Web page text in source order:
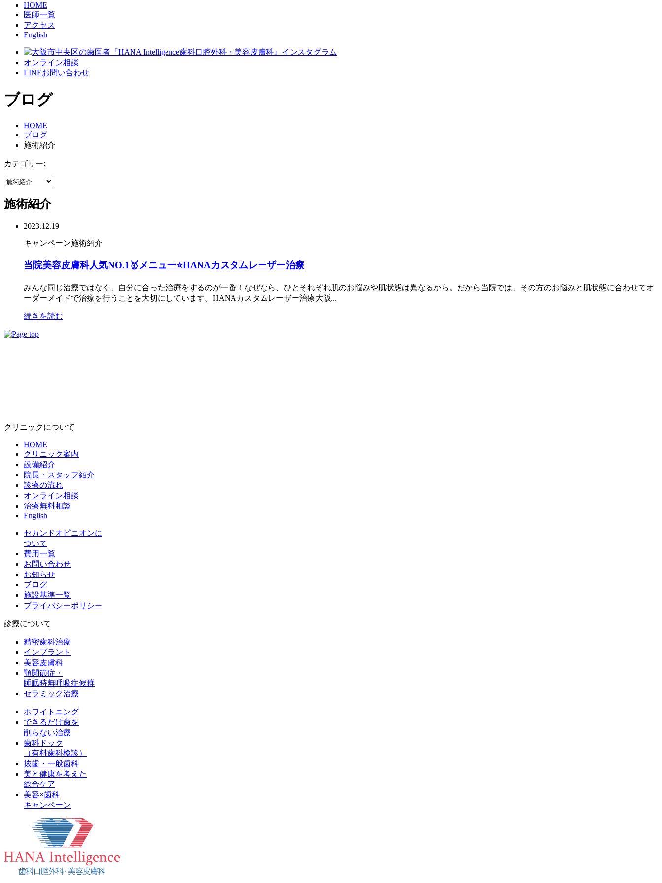
HOME
医師一覧
アクセス
English
オンライン相談
LINEお問い合わせ
ブログ
HOME
ブログ
施術紹介
カテゴリー:
施術紹介
2023.12.19
キャンペーン施術紹介
当院美容皮膚科人気NO.1🥇メニュー⭐️HANAカスタムレーザー治療
みんな同じ治療ではなく、自分に合った治療をするのが一番！なぜなら、ひとそれぞれ肌のお悩みや肌状態は異なるから。だから当院では、その方のお悩みと肌状態に合わせてオ
ーダーメイドで治療を行うことを大切にしています。HANAカスタムレーザー治療大阪...
続きを読む
クリニックについて
HOME
クリニック案内
設備紹介
院長・スタッフ紹介
診療の流れ
オンライン相談
治療無料相談
English
セカンドオピニオンに
ついて
費用一覧
お問い合わせ
お知らせ
ブログ
施設基準一覧
プライバシーポリシー
診療について
精密歯科治療
インプラント
美容皮膚科
顎関節症・
睡眠時無呼吸症候群
セラミック治療
ホワイトニング
できるだけ歯を
削らない治療
歯科ドック
（有料歯科検診）
抜歯・一般歯科
美と健康を考えた
総合ケア
美容×歯科
キャンペーン